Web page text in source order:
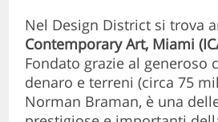
Nel Design District si trova
Contemporary Art, Miami
Fondato grazie al generoso
denaro e terreni (circa 75
Norman Braman, è una